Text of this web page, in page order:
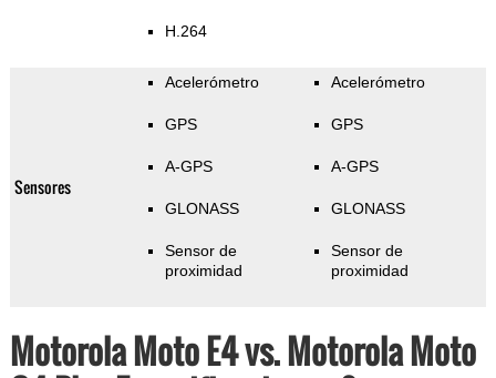
H.264
Sensores
Acelerómetro
GPS
A-GPS
GLONASS
Sensor de
proximidad
Acelerómetro
GPS
A-GPS
GLONASS
Sensor de
proximidad
Motorola Moto E4 vs. Motorola Moto